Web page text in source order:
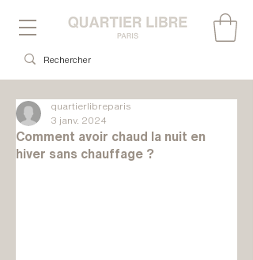
Comment avoir chaud la nuit en
hiver sans chauffage ?
quartierlibreparis
3 janv. 2024